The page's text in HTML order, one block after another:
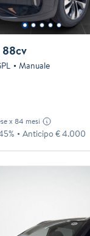
88cv
Manuale
x 84 mesi
Anticipo € 4.000